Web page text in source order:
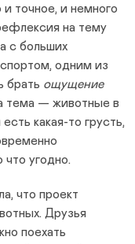
точное, и немного
на тему
с больших
спортом, одним из
брать ощущение
тема — животные в
какая-то грусть,
угодно.
что проект
Друзья
поехать